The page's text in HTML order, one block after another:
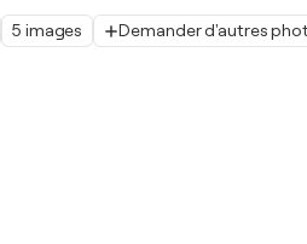
5 images Demander d'autres